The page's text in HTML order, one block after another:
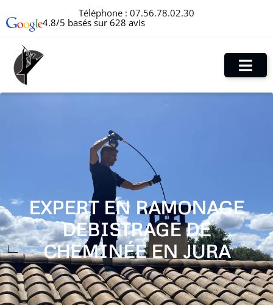
Téléphone : 07.56.78.02.30
4.8/5 basés sur 628 avis
EXPERT EN RAMONAGE
DEBISTRAGE DE
CHEMINÉE EN JURA